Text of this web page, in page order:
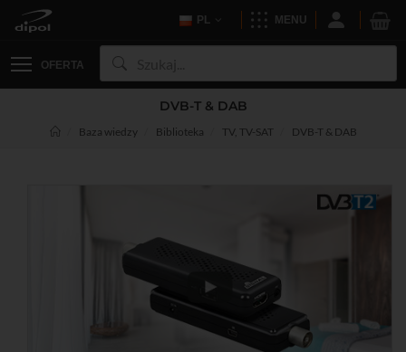
PL MENU
OFERTA
DVB-T & DAB
Baza wiedzy Biblioteka TV, TV-SAT DVB-T & DAB